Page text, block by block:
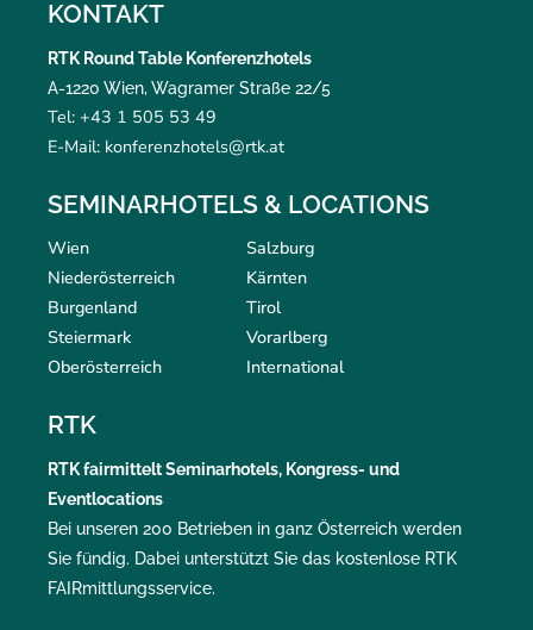
KONTAKT
RTK Round Table Konferenzhotels
A-1220 Wien, Wagramer Straße 22/5
Tel: +43 1 505 53 49
E-Mail: konferenzhotels@rtk.at
SEMINARHOTELS & LOCATIONS
Wien
Niederösterreich
Burgenland
Steiermark
Oberösterreich
Salzburg
Kärnten
Tirol
Vorarlberg
International
RTK
RTKfairmitteltSeminarhotels, Kongress- und
Eventlocations
Bei unseren 200 Betrieben in ganz Österreich werden
Sie fündig. Dabei unterstützt Sie das kostenlose RTK
FAIRmittlungsservice.